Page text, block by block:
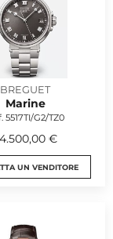
BREGUET
Marine
5517TI/G2/TZ0
€
UN VENDITORE